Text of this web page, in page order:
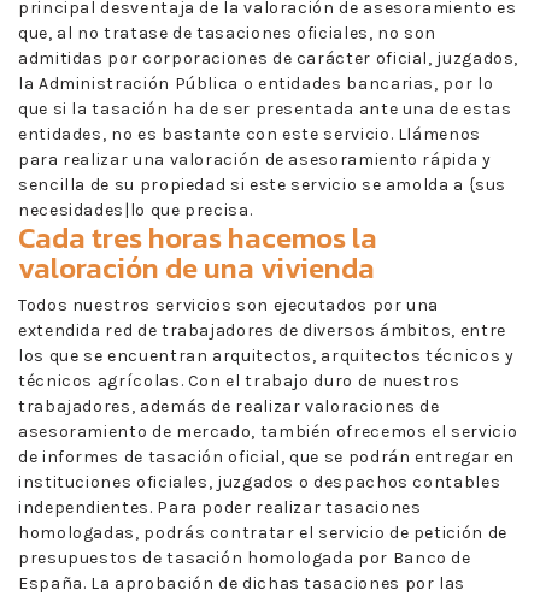
principal desventaja de la valoración de asesoramiento es
que, al no tratase de tasaciones oficiales, no son
admitidas por corporaciones de carácter oficial, juzgados,
la Administración Pública o entidades bancarias, por lo
que si la tasación ha de ser presentada ante una de estas
entidades, no es bastante con este servicio. Llámenos
para realizar una valoración de asesoramiento rápida y
sencilla de su propiedad si este servicio se amolda a {sus
necesidades|lo que precisa.
Cada tres horas hacemos la
valoración de una vivienda
Todos nuestros servicios son ejecutados por una
extendida red de trabajadores de diversos ámbitos, entre
los que se encuentran arquitectos, arquitectos técnicos y
técnicos agrícolas. Con el trabajo duro de nuestros
trabajadores, además de realizar valoraciones de
asesoramiento de mercado, también ofrecemos el servicio
de informes de tasación oficial, que se podrán entregar en
instituciones oficiales, juzgados o despachos contables
independientes. Para poder realizar tasaciones
homologadas, podrás contratar el servicio de petición de
presupuestos de tasación homologada por Banco de
España. La aprobación de dichas tasaciones por las